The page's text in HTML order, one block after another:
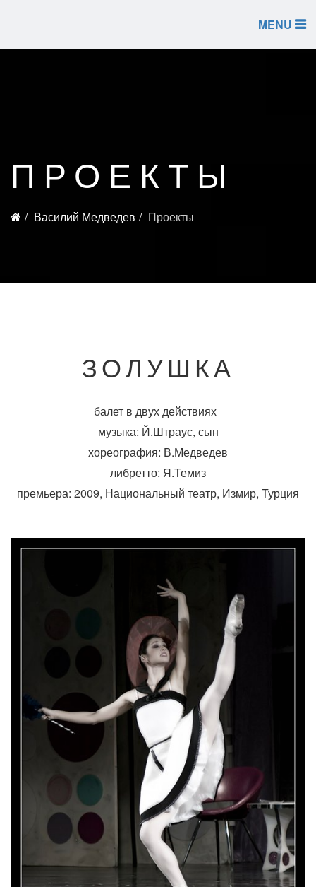
MENU
ПРОЕКТЫ
Василий Медведев Проекты
ЗОЛУШКА
балет в двух действиях
музыка: Й.Штраус, сын
хореография: В.Медведев
либретто: Я.Темиз
премьера: 2009, Национальный театр, Измир, Турция